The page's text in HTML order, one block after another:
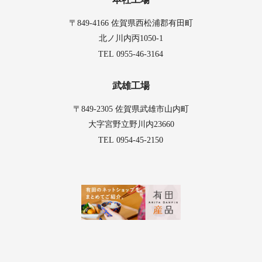
〒849-4166 佐賀県西松浦郡有田町
北ノ川内丙1050-1
TEL0955-46-3164
武雄工場
〒849-2305 佐賀県武雄市山内町
大字宮野立野川内23660
TEL0954-45-2150